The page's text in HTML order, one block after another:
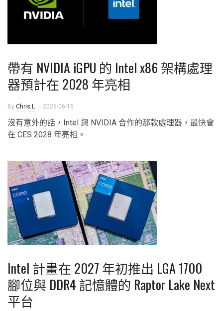
帶有 NVIDIA iGPU 的 Intel x86 架構處理
器預計在 2028 年亮相
By Chris.L 2026-06-16
沒有意外的話，Intel 與 NVIDIA 合作的那款處理器，最快會
在 CES 2028 年亮相。
Intel 計畫在 2027 年初推出 LGA 1700
腳位與 DDR4 記憶體的 Raptor Lake Next
平台